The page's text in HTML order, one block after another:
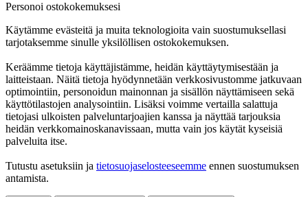
Personoi ostokokemuksesi
Käytämme evästeitä ja muita teknologioita vain suostumuksellasi
tarjotaksemme sinulle yksilöllisen ostokokemuksen.
Keräämme tietoja käyttäjistämme, heidän käyttäytymisestään ja
laitteistaan. Näitä tietoja hyödynnetään verkkosivustomme jatkuvaan
optimointiin, personoidun mainonnan ja sisällön näyttämiseen sekä
käyttötilastojen analysointiin. Lisäksi voimme vertailla salattuja
tietojasi ulkoisten palveluntarjoajien kanssa ja näyttää tarjouksia
heidän verkkomainoskanavissaan, mutta vain jos käytät kyseisiä
palveluita itse.
Tutustu asetuksiin ja tietosuojaselosteeseemme ennen suostumuksen
antamista.